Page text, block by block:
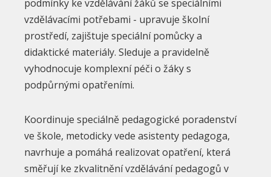
podmínky ke vzdělávání žáků se speciálními
vzdělávacími potřebami - upravuje školní
prostředí, zajištuje speciální pomůcky a
didaktické materiály. Sleduje a pravidelně
vyhodnocuje komplexní péči o žáky s
podpůrnými opatřeními.
Koordinuje speciálně pedagogické poradenství
ve škole, metodicky vede asistenty pedagoga,
navrhuje a pomáhá realizovat opatření, která
směřují ke zkvalitnění vzdělávání pedagogů v